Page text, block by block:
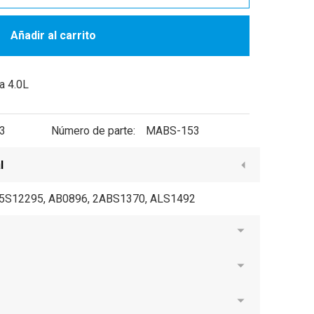
Añadir al carrito
4.0L
Número de parte: MABS-153
AB0896, 2ABS1370, ALS1492